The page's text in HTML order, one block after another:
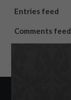
Entries feed
Comments feed